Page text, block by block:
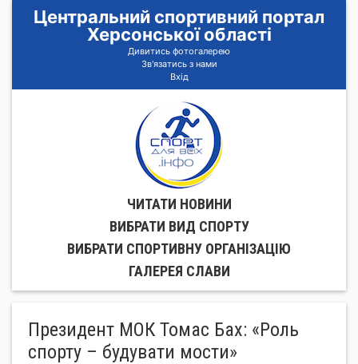
Центральний спортивний портал
Херсонської області
Дивитись фотогалерею
Зв'язатись з нами
Вхід
ЧИТАТИ НОВИНИ
ВИБРАТИ ВИД СПОРТУ
ВИБРАТИ СПОРТИВНУ ОРГАНIЗАЦIЮ
ГАЛЕРЕЯ СЛАВИ
Президент МОК Томас Бах: «Роль
спорту – будувати мости»